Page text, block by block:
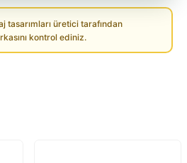
üretici tarafından
kontrol ediniz.